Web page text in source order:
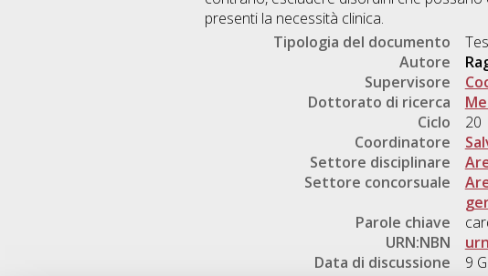
presenti la necessità clinica.
Tipologia del documento
Autore
Supervisore
Dottorato di ricerca
Ciclo
20
Coordinatore
Settore disciplinare
Settore concorsuale
Parole chiave
URN:NBN
Data di discussione
9